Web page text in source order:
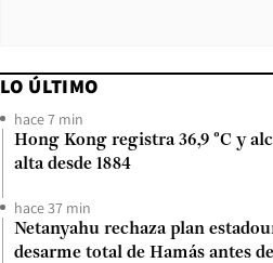
LO ÚLTIMO
hace 7 min
Hong Kong registra 36,9 °C y
alta desde 1884
hace 37 min
Netanyahu rechaza plan
desarme total de Hamás antes